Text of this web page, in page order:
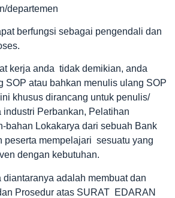
departemen
berfungsi sebagai pengendali dan
kerja anda tidak demikian, anda
SOP atau bahkan menulis ulang SOP
khusus dirancang untuk penulis/
industri Perbankan, Pelatihan
bahan Lokakarya dari sebuah Bank
peserta mempelajari sesuatu yang
dengan kebutuhan.
diantaranya adalah membuat dan
Prosedur atas SURAT EDARAN